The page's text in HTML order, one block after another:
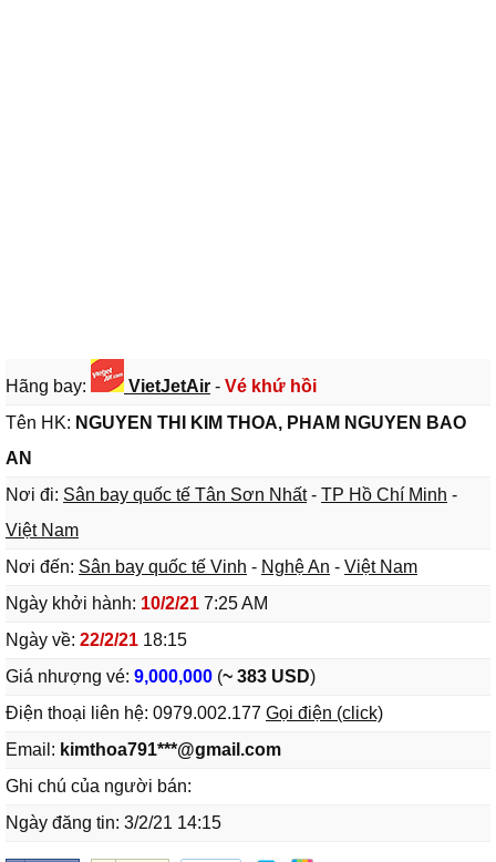
Hãng bay: VietJetAir - Vé khứ hồi
Tên HK: NGUYEN THI KIM THOA, PHAM NGUYEN BAO
AN
Nơi đi: Sân bay quốc tế Tân Sơn Nhất- TP Hồ Chí Minh -
Việt Nam
Nơi đến: Sân bay quốc tế Vinh - Nghệ An - Việt Nam
Ngày khởi hành: 10/2/21 7:25 AM
Ngày về: 22/2/21 18:15
Giá nhượng vé: 9,000,000 (~ 383 USD)
Điện thoại liên hệ: 0979.002.177 Gọi điện (click)
Email: kimthoa791***@gmail.com
Ghi chú của người bán:
Ngày đăng tin: 3/2/21 14:15